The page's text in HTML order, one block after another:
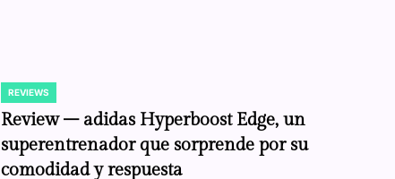
POSTED
IN
REVIEWS
Review – adidas Hyperboost Edge, un
superentrenador que sorprende por su
comodidad y respuesta